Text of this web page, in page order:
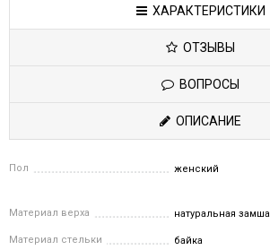
ХАРАКТЕРИСТИКИ
ОТЗЫВЫ
ВОПРОСЫ
ОПИСАНИЕ
Пол женский
Материал верха натуральная замша
Материал стельки байка